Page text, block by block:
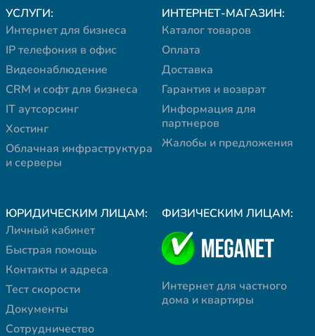
УСЛУГИ:
Интернет для бизнеса
IP телефония в офис
Видеонаблюдение
CRM и софт для бизнеса
IT аутсорсинг
Хостинг
Облачная инфраструктура
и серверы
ИНТЕРНЕТ-МАГАЗИН:
Каталог товаров
Оплата
Доставка
Гарантия и возврат
Информация для
партнеров
Жалобы и предложения
ЮРИДИЧЕСКИМ ЛИЦАМ:
Личный кабинет
Быстрая помощь
Контакты и адреса
Тест скорости
Документы
Сотрудничество
ФИЗИЧЕСКИМ ЛИЦАМ:
Интернет для частного
дома и квартиры